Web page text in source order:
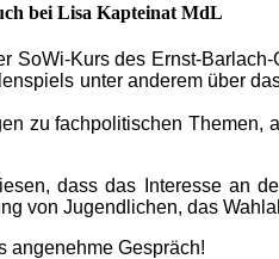
bei Lisa Kapteinat MdL
SoWi-Kurs des Ernst-
unter anderem über
zu fachpolitischen
dass das Interesse an
von Jugendlichen, das
angenehme Gespräch!